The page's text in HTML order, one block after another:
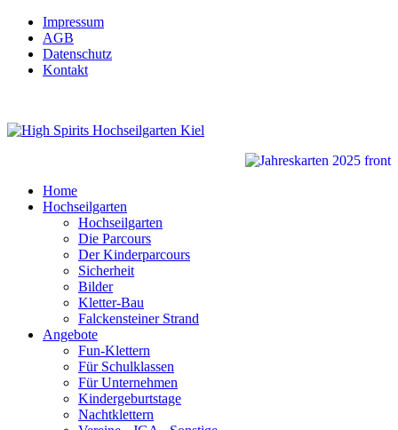
Impressum
AGB
Datenschutz
Kontakt
Home
Hochseilgarten
Hochseilgarten
Die Parcours
Der Kinderparcours
Sicherheit
Bilder
Kletter-Bau
Falckensteiner Strand
Angebote
Fun-Klettern
Für Schulklassen
Für Unternehmen
Kindergeburtstage
Nachtklettern